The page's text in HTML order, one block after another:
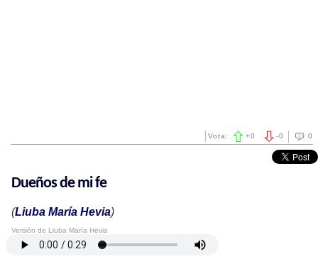
0
-0
Vota: +0
Dueños de mi fe
(Liuba María Hevia)
Versión de Liuba María Hevia